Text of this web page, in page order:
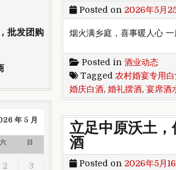
Posted on 2026年5月
烟火满乡庭，喜事暖人心
Posted in 酒业动态
Tagged 农村婚宴专用
婚庆白酒, 婚礼摆酒, 宴席酒
立足中原沃土
酒
Posted on 2026年5月
批发团购
年 5 月
六 日
2 3